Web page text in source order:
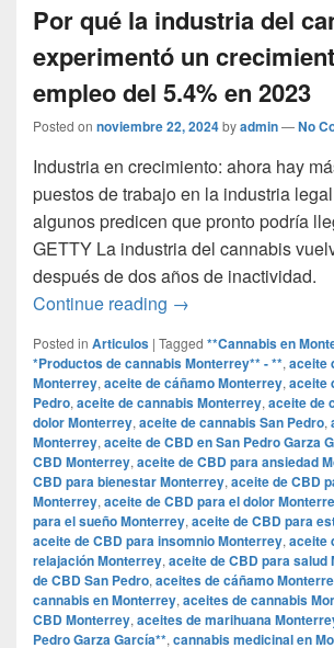
Por qué la industria del
experimentó un
empleo del 5.4% en 2023
Posted on noviembre 22, 2024byadmin—No
Industria en crecimiento: ahora hay
puestos de trabajo en la industria
algunos predicen que pronto podría
GETTY La industria del cannabis
después de dos años de inactividad.
Continue reading Por qué la industria
→
Posted in Articulos | Tagged **Cannabis en
*Productos de cannabis Monterrey** - **, aceite
Monterrey, aceite de cáñamo Monterrey, aceite
Pedro, aceite de cannabis Monterrey, aceite de
dolor Monterrey, aceite de cannabis San Pedro,
Monterrey, aceite de CBD en San Pedro Garza
CBD Monterrey, aceite de CBD para ansiedad
CBD para bienestar Monterrey, aceite de CBD
Monterrey, aceite de CBD para el dolor
para el sueño Monterrey, aceite de CBD para
aceite de CBD para insomnio Monterrey, aceite
relajación Monterrey, aceite de CBD para salud
de CBD San Pedro, aceites de cáñamo
cannabis en Monterrey, aceites de cannabis
CBD Monterrey, aceites de marihuana
Pedro Garza García**, cannabis medicinal en